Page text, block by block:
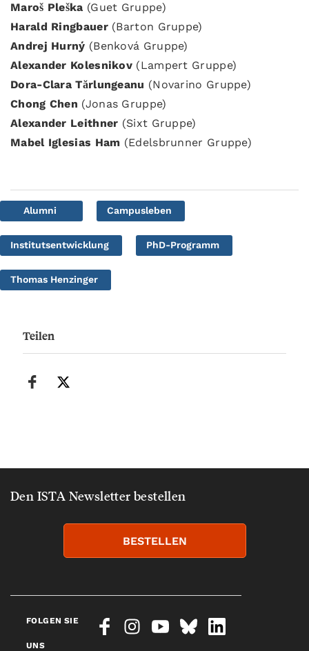
Maroš Pleška (Guet Gruppe)
Harald Ringbauer(Barton Gruppe)
Andrej Hurný (Benková Gruppe)
Alexander Kolesnikov (Lampert Gruppe)
Dora-Clara Tărlungeanu (Novarino Gruppe)
Chong Chen (Jonas Gruppe)
Alexander Leithner (Sixt Gruppe)
Mabel Iglesias Ham (Edelsbrunner Gruppe)
Alumni Campusleben
Institutsentwicklung PhD-Programm
Thomas Henzinger
Teilen
Den ISTA Newsletter bestellen
BESTELLEN
FOLGEN SIE
UNS